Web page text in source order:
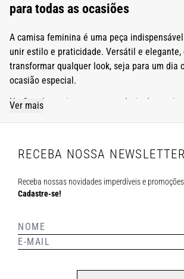
para todas as ocasiões
A camisa feminina é uma peça
unir estilo e praticidade. Versátil e elegante,
transformar qualquer look, seja para um dia
ocasião especial.
Na Canal, reunimos uma curadoria de
Seja o clássico atemporal da camisa plano, a
opções que traduzem diferentes
Qual é a diferença entre camisa e
Ver mais
RECEBA NOSSA NEWSLETTER
Receba nossas novidades imperdíveis e
Cadastre-se!